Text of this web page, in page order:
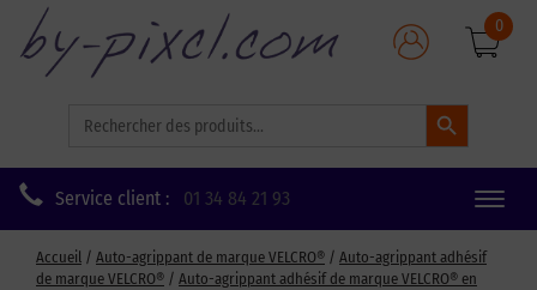
for:
Search Button
0
Service client : 01 34 84 21 93
Toggle
Accueil / Auto-agrippant de marque VELCRO® / Auto-agrippant adhésif
de marque VELCRO® / Auto-agrippant adhésif de marque VELCRO® en